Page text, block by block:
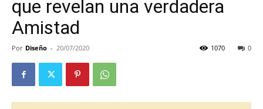
Toro
que revelan una verdadera
Amistad
Por Diseño - 20/07/2020 0
1070